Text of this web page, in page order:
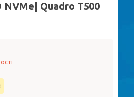
NVMe| Quadro T500